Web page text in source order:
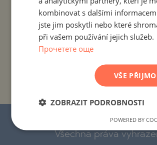
PROJEKTY A NEMOVITOSTI PODLE TYPU
PROJEKTY A NEMOVITOSTI PODLE
PROJEKTY A NEMOVITOSTI PODLE NÁZVU
© 2016–2025 „Stonehard
Všechna práva
kombinovat s dalšími
jste jim poskytli nebo které
při vašem používání jejich služeb.
Прочетете още
VŠE
ZOBRAZIT PODROBNOSTI
POWERED BY